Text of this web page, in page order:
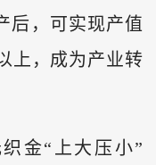
后，可实现产值
上，成为产业转
金“上大压小”